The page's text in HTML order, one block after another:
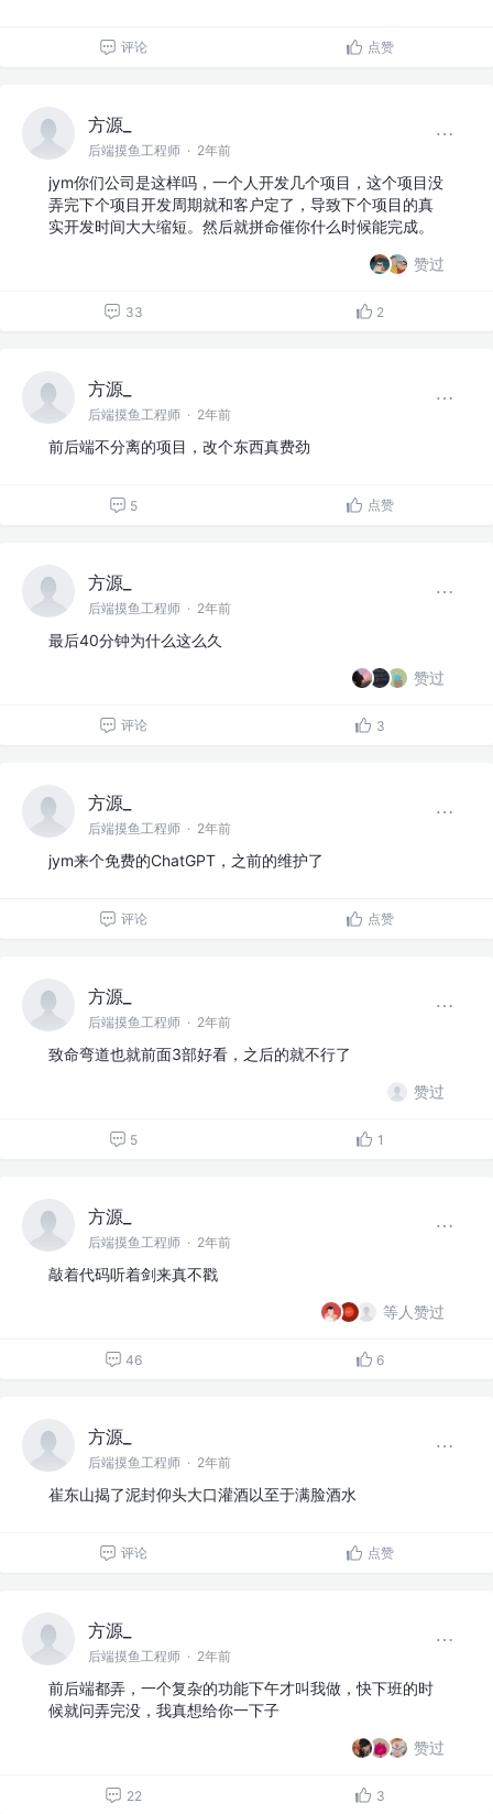
评论 点赞
方源_
后端摸鱼工程师 · 2年前
jym你们公司是这样吗，一个人开发几个项目，这个项目没
弄完下个项目开发周期就和客户定了，导致下个项目的真
实开发时间大大缩短。然后就拼命催你什么时候能完成。
赞过
33 2
方源_
后端摸鱼工程师 · 2年前
前后端不分离的项目，改个东西真费劲
5 点赞
方源_
后端摸鱼工程师 · 2年前
最后40分钟为什么这么久
赞过
评论 3
方源_
后端摸鱼工程师 · 2年前
jym来个免费的ChatGPT，之前的维护了
评论 点赞
方源_
后端摸鱼工程师 · 2年前
致命弯道也就前面3部好看，之后的就不行了
赞过
5 1
方源_
后端摸鱼工程师 · 2年前
敲着代码听着剑来真不戳
等人赞过
46 6
方源_
后端摸鱼工程师 · 2年前
崔东山揭了泥封仰头大口灌酒以至于满脸酒水
评论 点赞
方源_
后端摸鱼工程师 · 2年前
前后端都弄，一个复杂的功能下午才叫我做，快下班的时
候就问弄完没，我真想给你一下子
赞过
22 3